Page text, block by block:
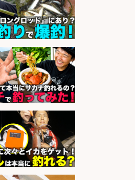
式会社
sponsored by 求人ボックス
りの計算不要
安心の研修あり
会社
sponsored by 求人ボックス
勤務で時給UP
簡単レジ1日2時